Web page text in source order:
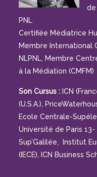
de
PNL
Certifiée Médiatrice
Membre International
NLPNL, Membre
à la Médiation (CMFM)
Son Cursus : ICN
(U.S.A.),
Ecole Centrale-
Université de Paris
Sup’Galilée, Institut
(IECE), ICN Business